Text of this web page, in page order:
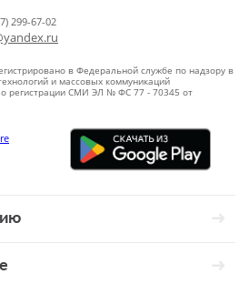
299-67-02
в Федеральной службе по надзору в
и массовых коммуникаций
о регистрации СМИ ЭЛ № ФС 77 - 70345 от